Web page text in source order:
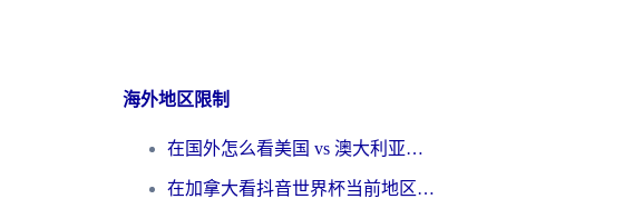
海外地区限制
在国外怎么看美国 vs 澳大利亚世界杯直播？海外党必藏的中文解说观赛指南
在加拿大看抖音世界杯当前地区不可播放？海外党体育观赛终极指南